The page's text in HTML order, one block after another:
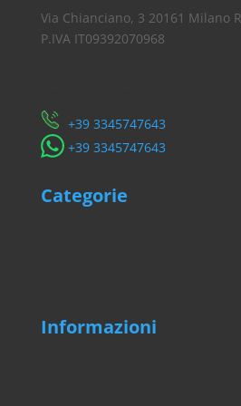
Via Chianciano, 3 20161 Milano
P.IVA IT09392070968
​+39 3345747643
​+39 3345747643
Categorie
Informazioni